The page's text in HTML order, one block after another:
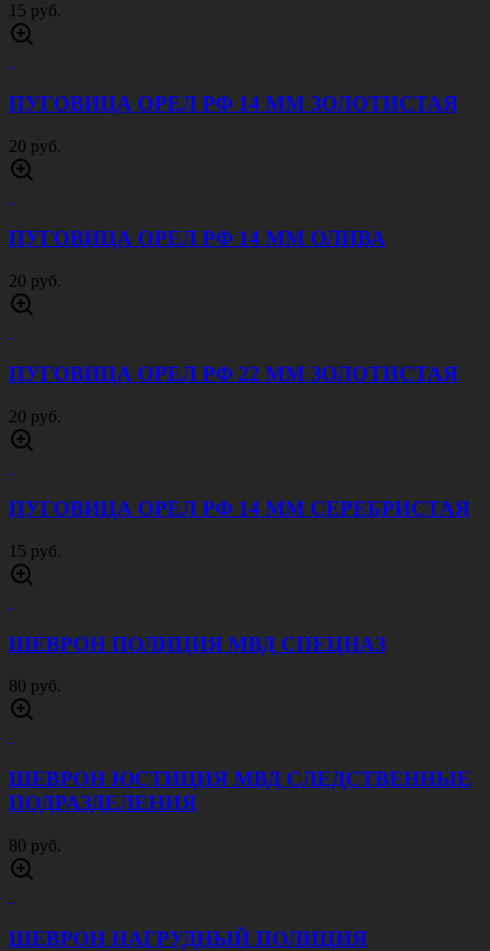
15 руб.
ПУГОВИЦА ОРЕЛ РФ 14 ММ ЗОЛОТИСТАЯ
20 руб.
ПУГОВИЦА ОРЕЛ РФ 14 ММ ОЛИВА
20 руб.
ПУГОВИЦА ОРЕЛ РФ 22 ММ ЗОЛОТИСТАЯ
20 руб.
ПУГОВИЦА ОРЕЛ РФ 14 ММ СЕРЕБРИСТАЯ
15 руб.
ШЕВРОН ПОЛИЦИЯ МВД СПЕЦНАЗ
80 руб.
ШЕВРОН ЮСТИЦИЯ МВД СЛЕДСТВЕННЫЕ
ПОДРАЗДЕЛЕНИЯ
80 руб.
ШЕВРОН НАГРУДНЫЙ ПОЛИЦИЯ